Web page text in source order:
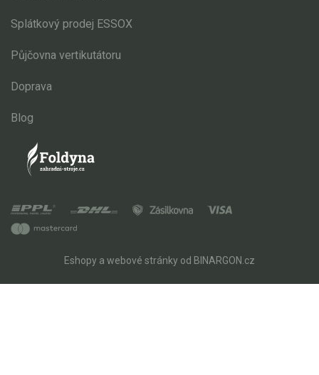
Splátkový prodej ESSOX
Půjčovna vertikutátoru
Doprava
Blog
Eshopy a webové stránky od BINARGON.cz